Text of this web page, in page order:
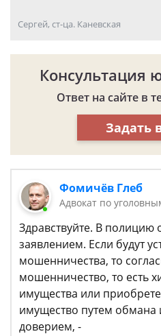
Сергей, ст-ца. Каневская
Консультация
Ответ на сайте в
Задать
Фомичёв Глеб
Адвокат по
Здравствуйте. В полицию
заявлением. Если будут
мошенничества, то
мошенничество, то есть
имущества или
имущество путем обмана
доверием, -